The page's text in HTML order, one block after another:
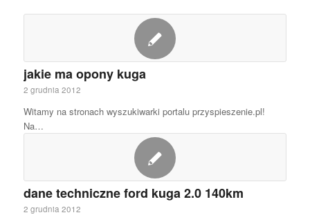
jakie ma opony kuga
2 grudnia 2012
Witamy na stronach wyszukiwarki portalu przyspieszenie.pl!
Na…
dane techniczne ford kuga 2.0 140km
2 grudnia 2012